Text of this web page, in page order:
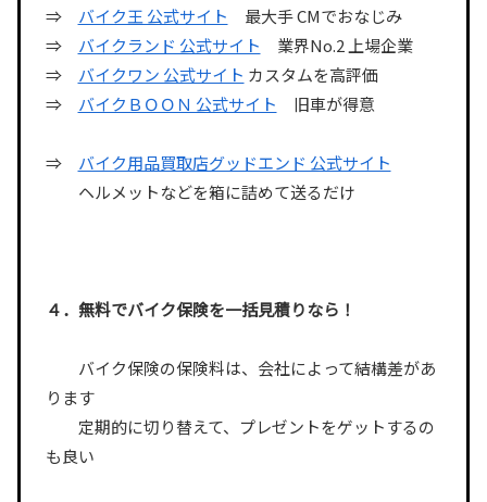
⇒ バイク王 公式サイト 最大手 CMでおなじみ
⇒ バイクランド 公式サイト 業界No.2 上場企業
⇒ バイクワン 公式サイト カスタムを高評価
⇒ バイクＢＯＯＮ 公式サイト 旧車が得意
⇒ バイク用品買取店グッドエンド 公式サイト
ヘルメットなどを箱に詰めて送るだけ
４．無料でバイク保険を一括見積りなら！
バイク保険の保険料は、会社によって結構差があ
ります
定期的に切り替えて、プレゼントをゲットするの
も良い